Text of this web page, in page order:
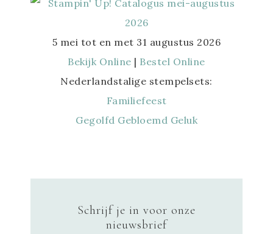
5 mei tot en met 31 augustus 2026
Bekijk Online | Bestel Online
Nederlandstalige stempelsets:
Familiefeest
Gegolfd Gebloemd Geluk
Schrijf je in voor onze
nieuwsbrief